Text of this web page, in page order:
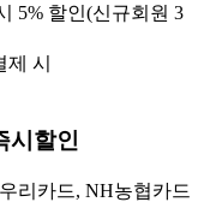
5% 할인(신규회원 3
시
시할인
리카드, NH농협카드